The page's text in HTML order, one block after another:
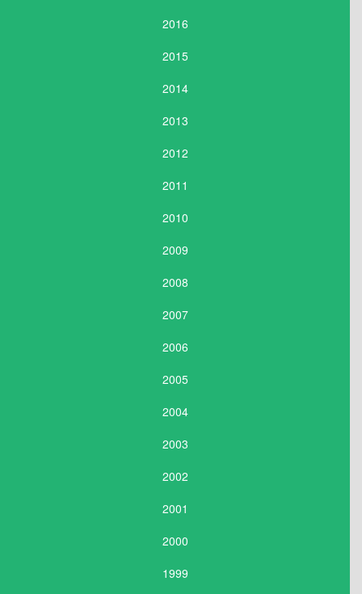
2016
2015
2014
2013
2012
2011
2010
2009
2008
2007
2006
2005
2004
2003
2002
2001
2000
1999